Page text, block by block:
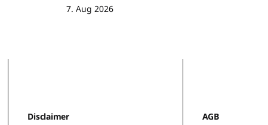
7. Aug 2026
Disclaimer
AGB